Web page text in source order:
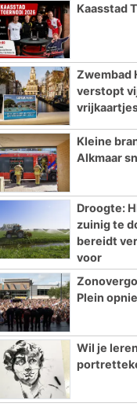
Kaasstad
Zwembad
verstopt
Kleine
Alkmaar
Droogte:
zuinig te
bereidt
voor
Plein
Wil je